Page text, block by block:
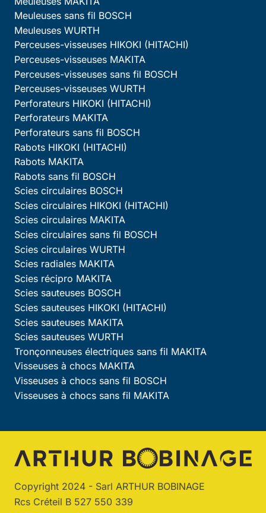
Meuleuses sans fil BOSCH
Meuleuses WURTH
Perceuses-visseuses HIKOKI (HITACHI)
Perceuses-visseuses MAKITA
Perceuses-visseuses sans fil BOSCH
Perceuses-visseuses WURTH
Perforateurs HIKOKI (HITACHI)
Perforateurs MAKITA
Perforateurs sans fil BOSCH
Rabots HIKOKI (HITACHI)
Rabots MAKITA
Rabots sans fil BOSCH
Scies circulaires BOSCH
Scies circulaires HIKOKI (HITACHI)
Scies circulaires MAKITA
Scies circulaires sans fil BOSCH
Scies circulaires WURTH
Scies radiales MAKITA
Scies récipro MAKITA
Scies sauteuses BOSCH
Scies sauteuses HIKOKI (HITACHI)
Scies sauteuses MAKITA
Scies sauteuses WURTH
Tronçonneuses électriques sans fil MAKITA
Visseuses à chocs MAKITA
Visseuses à chocs sans fil BOSCH
Visseuses à chocs sans fil MAKITA
Copyright 2024 - Sarl ARTHUR BOBINAGE
Rcs Créteil B 527 550 339